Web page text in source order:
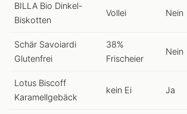
BILLA Bio Dinkel-
Biskotten
Vollei Nein
Schär Savoiardi
Glutenfrei
38%
Frischeier
Nein
Lotus Biscoff
Karamellgebäck
kein Ei Ja